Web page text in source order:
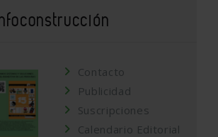
Contacto
Publicidad
Suscripciones
Calendario Editorial